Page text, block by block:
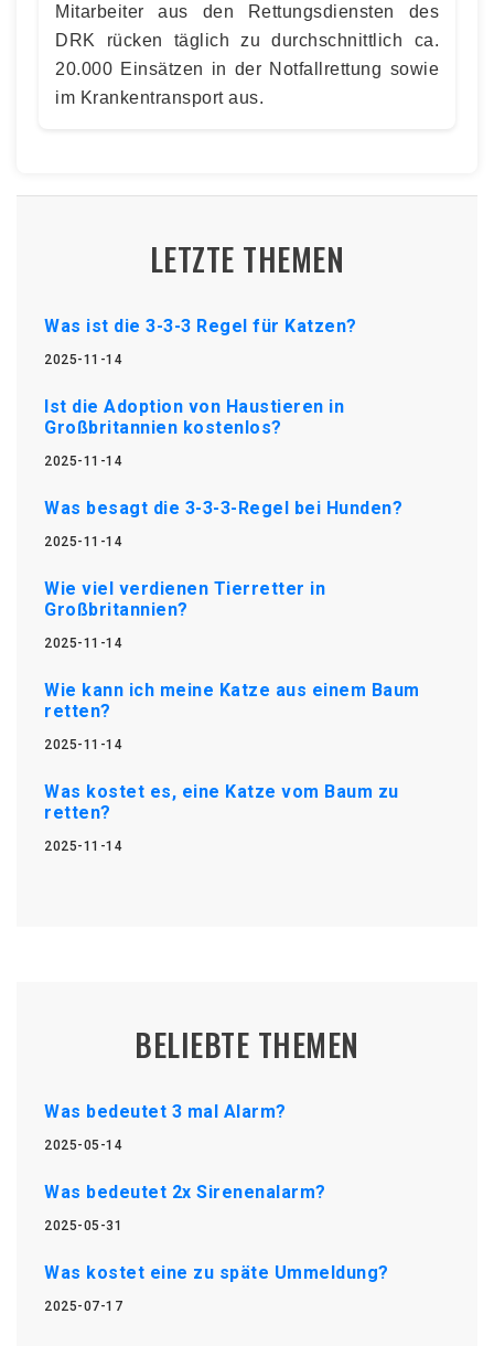
Mitarbeiter aus den Rettungsdiensten des
DRK rücken täglich zu durchschnittlich ca.
20.000 Einsätzen in der Notfallrettung sowie
im Krankentransport aus.
LETZTE THEMEN
Was ist die 3-3-3 Regel für Katzen?
2025-11-14
Ist die Adoption von Haustieren in
Großbritannien kostenlos?
2025-11-14
Was besagt die 3-3-3-Regel bei Hunden?
2025-11-14
Wie viel verdienen Tierretter in
Großbritannien?
2025-11-14
Wie kann ich meine Katze aus einem Baum
retten?
2025-11-14
Was kostet es, eine Katze vom Baum zu
retten?
2025-11-14
BELIEBTE THEMEN
Was bedeutet 3 mal Alarm?
2025-05-14
Was bedeutet 2x Sirenenalarm?
2025-05-31
Was kostet eine zu späte Ummeldung?
2025-07-17